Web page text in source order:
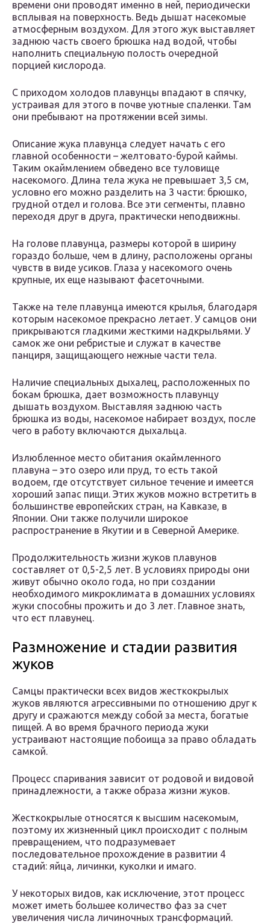
времени они проводят именно в ней, периодически
всплывая на поверхность. Ведь дышат насекомые
атмосферным воздухом. Для этого жук выставляет
заднюю часть своего брюшка над водой, чтобы
наполнить специальную полость очередной
порцией кислорода.
С приходом холодов плавунцы впадают в спячку,
устраивая для этого в почве уютные спаленки. Там
они пребывают на протяжении всей зимы.
Описание жука плавунца следует начать с его
главной особенности – желтовато-бурой каймы.
Таким окаймлением обведено все туловище
насекомого. Длина тела жука не превышает 3,5 см,
условно его можно разделить на 3 части: брюшко,
грудной отдел и голова. Все эти сегменты, плавно
переходя друг в друга, практически неподвижны.
На голове плавунца, размеры которой в ширину
гораздо больше, чем в длину, расположены органы
чувств в виде усиков. Глаза у насекомого очень
крупные, их еще называют фасеточными.
Также на теле плавунца имеются крылья, благодаря
которым насекомое прекрасно летает. У самцов они
прикрываются гладкими жесткими надкрыльями. У
самок же они ребристые и служат в качестве
панциря, защищающего нежные части тела.
Наличие специальных дыхалец, расположенных по
бокам брюшка, дает возможность плавунцу
дышать воздухом. Выставляя заднюю часть
брюшка из воды, насекомое набирает воздух, после
чего в работу включаются дыхальца.
Излюбленное место обитания окаймленного
плавуна – это озеро или пруд, то есть такой
водоем, где отсутствует сильное течение и имеется
хороший запас пищи. Этих жуков можно встретить в
большинстве европейских стран, на Кавказе, в
Японии. Они также получили широкое
распространение в Якутии и в Северной Америке.
Продолжительность жизни жуков плавунов
составляет от 0,5-2,5 лет. В условиях природы они
живут обычно около года, но при создании
необходимого микроклимата в домашних условиях
жуки способны прожить и до 3 лет. Главное знать,
что ест плавунец.
Размножение и стадии развития
жуков
Самцы практически всех видов жесткокрылых
жуков являются агрессивными по отношению друг к
другу и сражаются между собой за места, богатые
пищей. А во время брачного периода жуки
устраивают настоящие побоища за право обладать
самкой.
Процесс спаривания зависит от родовой и видовой
принадлежности, а также образа жизни жуков.
Жесткокрылые относятся к высшим насекомым,
поэтому их жизненный цикл происходит с полным
превращением, что подразумевает
последовательное прохождение в развитии 4
стадий: яйца, личинки, куколки и имаго.
У некоторых видов, как исключение, этот процесс
может иметь большее количество фаз за счет
увеличения числа личиночных трансформаций.